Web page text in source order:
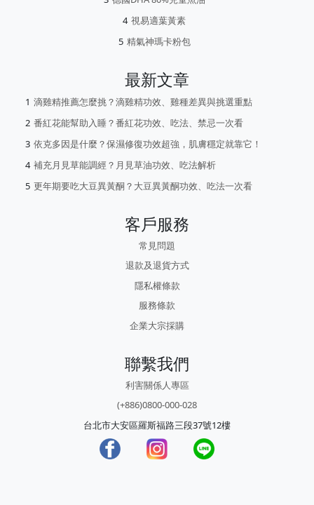
視易適葉黃素
精氣神瑪卡粉包
最新文章
滴雞精推薦怎麼挑？滴雞精功效、雞種差異與挑選重點
番紅花能幫助入睡？番紅花功效、吃法、禁忌一次看
依克多因是什麼？保濕修復功效超強，肌膚穩定就靠它！
補充月見草能調經？月見草油功效、吃法解析
更年期要吃大豆異黃酮？大豆異黃酮功效、吃法一次看
客戶服務
常見問題
退款及退貨方式
隱私權條款
服務條款
企業大宗採購
聯繫我們
利害關係人專區
(+886)0800-000-028
台北市大安區羅斯福路三段37號12樓